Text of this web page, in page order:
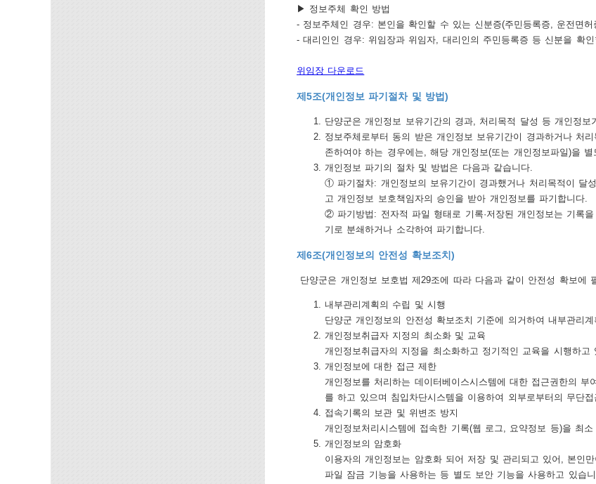
▶ 정보주체 확인 방법
- 정보주체인 경우: 본인을 확인할 수 있는 신분증(주민등록증, 운전면
- 대리인인 경우: 위임장과 위임자, 대리인의 주민등록증 등 신분을 확
위임장 다운로드
제5조(개인정보 파기절차 및 방법)
단양군은 개인정보 보유기간의 경과, 처리목적 달성 등 개인정
정보주체로부터 동의 받은 개인정보 보유기간이 경과하거나 처
존하여야 하는 경우에는, 해당 개인정보(또는 개인정보파일)을
개인정보 파기의 절차 및 방법은 다음과 같습니다.
① 파기절차: 개인정보의 보유기간이 경과했거나 처리목적이 달
고 개인정보 보호책임자의 승인을 받아 개인정보를 파기합니다.
② 파기방법: 전자적 파일 형태로 기록·저장된 개인정보는 기록
기로 분쇄하거나 소각하여 파기합니다.
제6조(개인정보의 안전성 확보조치)
단양군은 개인정보 보호법 제29조에 따라 다음과 같이 안전성 확보에
내부관리계획의 수립 및 시행
단양군 개인정보의 안전성 확보조치 기준에 의거하여 내부관리
개인정보취급자 지정의 최소화 및 교육
개인정보취급자의 지정을 최소화하고 정기적인 교육을 시행하고
개인정보에 대한 접근 제한
개인정보를 처리하는 데이터베이스시스템에 대한 접근권한의
를 하고 있으며 침입차단시스템을 이용하여 외부로부터의 무단
접속기록의 보관 및 위변조 방지
개인정보처리시스템에 접속한 기록(웹 로그, 요약정보 등)을 최
개인정보의 암호화
이용자의 개인정보는 암호화 되어 저장 및 관리되고 있어, 본인
파일 잠금 기능을 사용하는 등 별도 보안 기능을 사용하고 있습